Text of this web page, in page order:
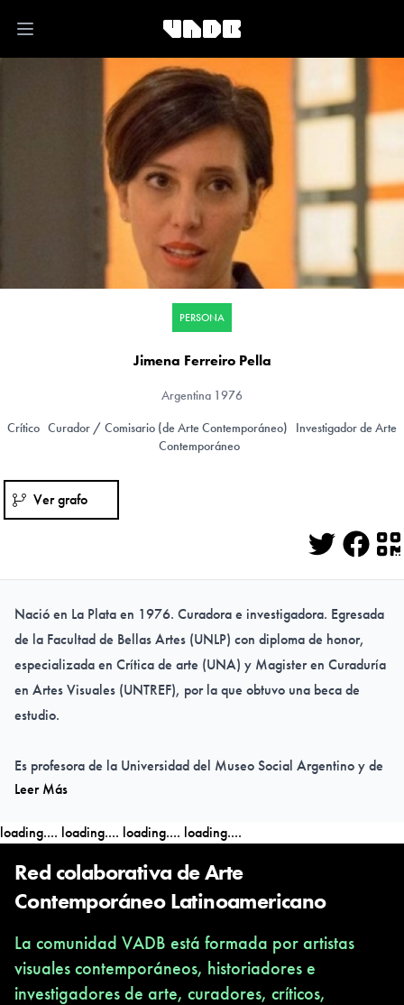
Open main menu
PERSONA
Jimena Ferreiro Pella
Argentina 1976
Crítico Curador / Comisario (de Arte Contemporáneo)
Investigador de Arte
Contemporáneo
Ver grafo
Twitter
Nació en La Plata en 1976. Curadora e investigadora. Egresada
de la Facultad de Bellas Artes (UNLP) con diploma de honor,
especializada en Crítica de arte (UNA) y Magister en Curaduría
en Artes Visuales (UNTREF), por la que obtuvo una beca de
estudio.
Es profesora de la Universidad del Museo Social Argentino y de
la Facultad de Bellas Artes de la UNLP. Ha curado exposiciones
2013), CCR (2016), C. C. Haroldo Conti (2013), FNA (2012-
2011-2009), Museo Castagnino-Macro (2011), entre otras,
además de publicar textos en catálogos y revistas
especializadas. Actualmente es becaria del FNA.
Vive y trabaja en Buenos Aires.
Leer Más
loading.... loading.... loading.... loading....
Red colaborativa de Arte
Contemporáneo Latinoamericano
La comunidad VADB está formada por artistas
visuales contemporáneos, historiadores e
investigadores de arte, curadores, críticos,